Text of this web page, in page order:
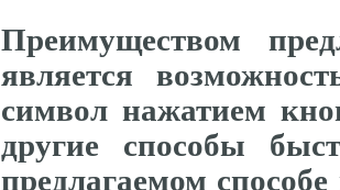
Преимуществом
является
символ нажатием
другие способы
предлагаемом